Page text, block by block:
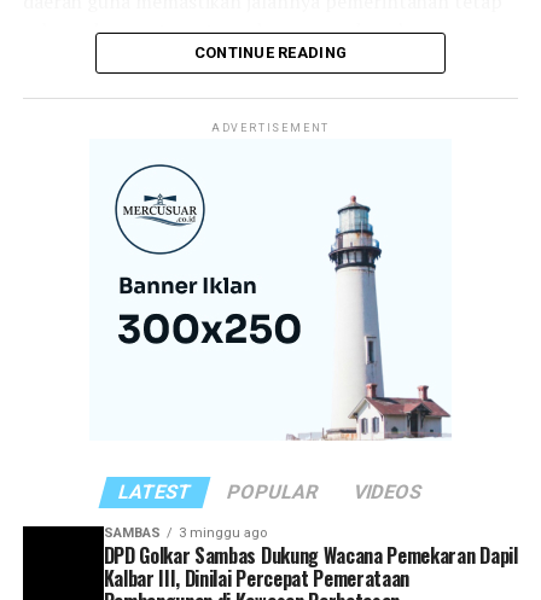
selaras dengan target pembangunan daerah.
kedisiplinan, dan loyalitas aparatur dalam melaksanakan
tugas dan tanggung jawabnya.
Menurutnya, koordinasi yang kuat antar perangkat
daerah menjadi kunci dalam menghadirkan pelayanan
publik yang optimal sekaligus mempercepat realisasi
program-program prioritas pemerintah daerah.
“Rakor ini menjadi momentum penting untuk
memperkuat sinergi antarinstansi pemerintahan
masing-masing perangkat daerah,” ujar Satono.
Ia juga mengingatkan agar seluruh kepala perangkat
daerah memiliki kesamaan visi dan arah dalam
mendukung pembangunan Kabupaten Sambas. Setiap
CONTINUE READING
ADVERTISEMENT
LATEST POPULAR VIDEOS
SAMBAS 3 minggu ago
DPD Golkar Sambas Dukung Wacana Pemekaran Dapil
Kalbar III, Dinilai Percepat Pemerataan